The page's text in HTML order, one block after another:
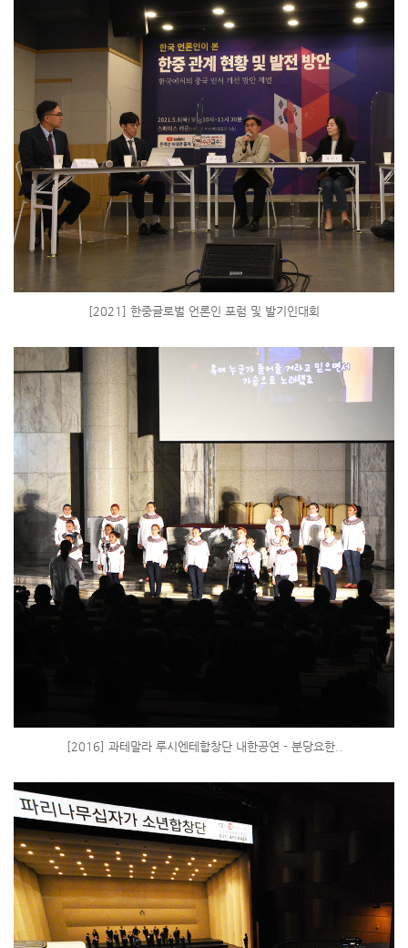
[2021] 한중글로벌 언론인 포럼 및 발기인대회
[2016] 과테말라 루시엔테합창단 내한공연 - 분당요한..